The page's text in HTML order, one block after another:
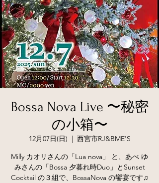
Bossa Nova Live 〜秘密
の小箱〜
12月07日(日)
  |
西宮市RJ&BME'S
Milly カオリさんの「Lua nova」 と、あべ ゆ
みさんの「Bossa 夕暮れ時Duo」とSunset
Cocktail の３組で、BossaNova の饗宴です♫